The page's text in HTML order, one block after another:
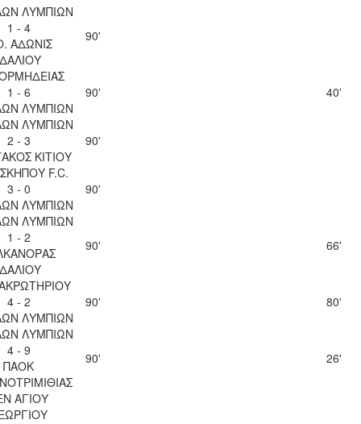
ΛΥΜΠΙΩΝ
1 - 4
ΑΔΩΝΙΣ
90'
1 - 6
ΛΥΜΠΙΩΝ
90'
40'
ΛΥΜΠΙΩΝ
2 - 3
ΚΙΤΙΟΥ
90'
F.C.
3 - 0
ΛΥΜΠΙΩΝ
90'
ΛΥΜΠΙΩΝ
1 - 2
90' 66'
4 - 2
ΛΥΜΠΙΩΝ
90'
80'
ΛΥΜΠΙΩΝ
4 - 9
ΠΑΟΚ
90' 26'
ΑΓΙΟΥ